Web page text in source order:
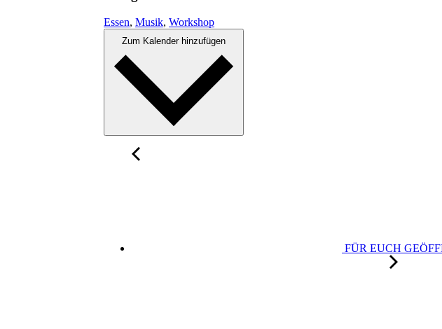
Essen, Musik, Workshop
FÜR EUCH